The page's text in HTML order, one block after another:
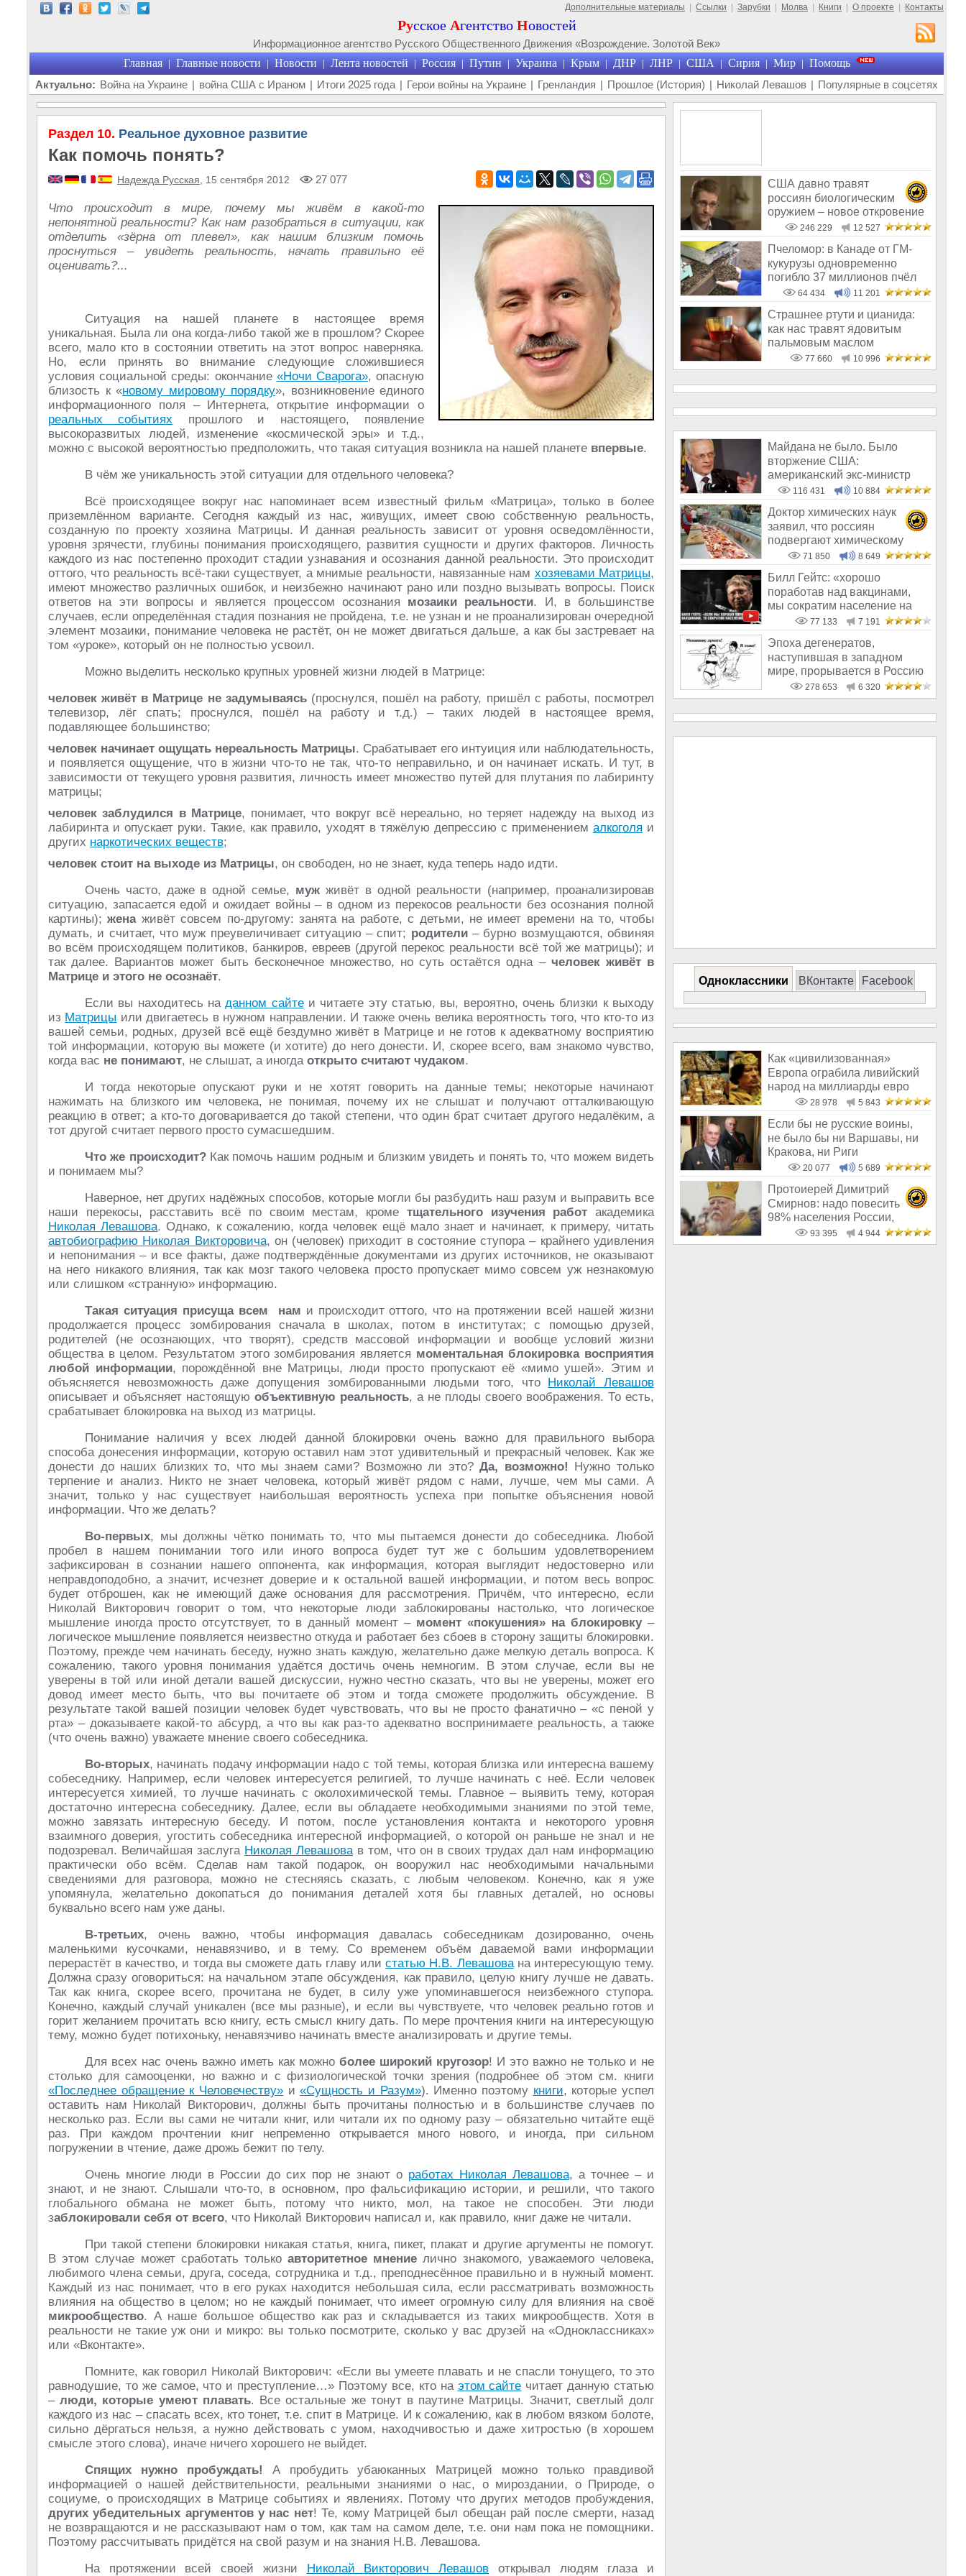
Дополнительные материалы Ссылки Зарубки Молва Книги О проекте Контакты
Русское Агентство Новостей
Информационное агентство Русского Общественного Движения «Возрождение. Золотой Век»
Главная | Главные новости | Новости | Лента новостей | Россия | Путин | Украина | Крым | ДНР | ЛНР | США | Сирия | Мир | Помощь
Актуально: Война на Украине | война США с Ираном | Итоги 2025 года | Герои войны на Украине | Гренландия | Прошлое (История) | Николай Левашов | Популярные в соцсетях
Раздел 10. Реальное духовное развитие
Как помочь понять?
Надежда Русская , 15 сентября 2012 27 077
Что происходит в мире, почему мы живём в какой-то
непонятной реальности? Как нам разобраться в ситуации, как
отделить «зёрна от плевел», как нашим близким помочь
проснуться – увидеть реальность, начать правильно её
оценивать?...
Ситуация на нашей планете в настоящее время
уникальная. Была ли она когда-либо такой же в прошлом? Скорее
всего, мало кто в состоянии ответить на этот вопрос наверняка.
Но, если принять во внимание следующие сложившиеся
условия социальной среды: окончание «Ночи Сварога», опасную
близость к «новому мировому порядку», возникновение единого
информационного поля – Интернета, открытие информации о
реальных событиях прошлого и настоящего, появление
высокоразвитых людей, изменение «космической эры» и т.д.,
можно с высокой вероятностью предположить, что такая ситуация возникла на нашей планете впервые.
В чём же уникальность этой ситуации для отдельного человека?
Всё происходящее вокруг нас напоминает всем известный фильм «Матрица», только в более
приземлённом варианте. Сегодня каждый из нас, живущих, имеет свою собственную реальность,
созданную по проекту хозяина Матрицы. И данная реальность зависит от уровня осведомлённости,
уровня зрячести, глубины понимания происходящего, развития сущности и других факторов. Личность
каждого из нас постепенно проходит стадии узнавания и осознания данной реальности. Это происходит
оттого, что реальность всё-таки существует, а мнимые реальности, навязанные нам хозяевами Матрицы,
имеют множество различных ошибок, и неизбежно начинают рано или поздно вызывать вопросы. Поиск
ответов на эти вопросы и является процессом осознания мозаики реальности. И, в большинстве
случаев, если определённая стадия познания не пройдена, т.е. не узнан и не проанализирован очередной
элемент мозаики, понимание человека не растёт, он не может двигаться дальше, а как бы застревает на
том «уроке», который он не полностью усвоил.
Можно выделить несколько крупных уровней жизни людей в Матрице:
человек живёт в Матрице не задумываясь(проснулся, пошёл на работу, пришёл с работы, посмотрел
телевизор, лёг спать; проснулся, пошёл на работу и т.д.) – таких людей в настоящее время,
подавляющее большинство;
человек начинает ощущать нереальность Матрицы. Срабатывает его интуиция или наблюдательность,
и появляется ощущение, что в жизни что-то не так, что-то неправильно, и он начинает искать. И тут, в
зависимости от текущего уровня развития, личность имеет множество путей для плутания по лабиринту
матрицы;
человек заблудился в Матрице, понимает, что вокруг всё нереально, но теряет надежду на выход из
лабиринта и опускает руки. Такие, как правило, уходят в тяжёлую депрессию с применением алкоголя и
других наркотических веществ;
человек стоит на выходе из Матрицы, он свободен, но не знает, куда теперь надо идти.
Очень часто, даже в одной семье, муж живёт в одной реальности (например, проанализировав
ситуацию, запасается едой и ожидает войны – в одном из перекосов реальности без осознания полной
картины);женаживёт совсем по-другому: занята на работе, с детьми, не имеет времени на то, чтобы
думать, и считает, что муж преувеличивает ситуацию – спит; родители– бурно возмущаются, обвиняя
во всём происходящем политиков, банкиров, евреев (другой перекос реальности всё той же матрицы); и
так далее. Вариантов может быть бесконечное множество, но суть остаётся одна – человек живёт в
Матрице и этого не осознаёт.
Если вы находитесь наданном сайтеи читаете эту статью, вы, вероятно, очень близки к выходу
из Матрицы или двигаетесь в нужном направлении. И также очень велика вероятность того, что кто-то из
вашей семьи, родных, друзей всё ещё бездумно живёт в Матрице и не готов к адекватному восприятию
той информации, которую вы можете (и хотите) до него донести. И, скорее всего, вам знакомо чувство,
когда вас не понимают, не слышат, а иногда открыто считают чудаком.
И тогда некоторые опускают руки и не хотят говорить на данные темы; некоторые начинают
нажимать на близкого им человека, не понимая, почему их не слышат и получают отталкивающую
реакцию в ответ; а кто-то договаривается до такой степени, что один брат считает другого недалёким, а
тот другой считает первого просто сумасшедшим.
Что же происходит?Как помочь нашим родным и близким увидеть и понять то, что можем видеть
и понимаем мы?
Наверное, нет других надёжных способов, которые могли бы разбудить наш разум и выправить все
наши перекосы, расставить всё по своим местам, кроме тщательного изучения работ академика
Николая Левашова. Однако, к сожалению, когда человек ещё мало знает и начинает, к примеру, читать
автобиографию Николая Викторовича, он (человек) приходит в состояние ступора – крайнего удивления
и непонимания – и все факты, даже подтверждённые документами из других источников, не оказывают
на него никакого влияния, так как мозг такого человека просто пропускает мимо совсем уж незнакомую
или слишком «странную» информацию.
Такая ситуация присуща всем нам и происходит оттого, что на протяжении всей нашей жизни
продолжается процесс зомбирования сначала в школах, потом в институтах; с помощью друзей,
родителей (не осознающих, что творят), средств массовой информации и вообще условий жизни
общества в целом. Результатом этого зомбирования является моментальная блокировка восприятия
любой информации, порождённой вне Матрицы, люди просто пропускают её «мимо ушей». Этим и
объясняется невозможность даже допущения зомбированными людьми того, что Николай Левашов
описывает и объясняет настоящую объективную реальность, а не плоды своего воображения. То есть,
срабатывает блокировка на выход из матрицы.
Понимание наличия у всех людей данной блокировки очень важно для правильного выбора
способа донесения информации, которую оставил нам этот удивительный и прекрасный человек. Как же
донести до наших близких то, что мы знаем сами? Возможно ли это?Да, возможно! Нужно только
терпение и анализ. Никто не знает человека, который живёт рядом с нами, лучше, чем мы сами. А
значит, только у нас существует наибольшая вероятность успеха при попытке объяснения новой
информации. Что же делать?
Во-первых, мы должны чётко понимать то, что мы пытаемся донести до собеседника. Любой
пробел в нашем понимании того или иного вопроса будет тут же с большим удовлетворением
зафиксирован в сознании нашего оппонента, как информация, которая выглядит недостоверно или
неправдоподобно, а значит, исчезнет доверие и к остальной вашей информации, и потом весь вопрос
будет отброшен, как не имеющий даже основания для рассмотрения. Причём, что интересно, если
Николай Викторович говорит о том, что некоторые люди заблокированы настолько, что логическое
мышление иногда просто отсутствует, то в данный момент – момент «покушения» на блокировку–
логическое мышление появляется неизвестно откуда и работает без сбоев в сторону защиты блокировки.
Поэтому, прежде чем начинать беседу, нужно знать каждую, желательно даже мелкую деталь вопроса. К
сожалению, такого уровня понимания удаётся достичь очень немногим. В этом случае, если вы не
уверены в той или иной детали вашей дискуссии, нужно честно сказать, что вы не уверены, может его
довод имеет место быть, что вы почитаете об этом и тогда сможете продолжить обсуждение. В
результате такой вашей позиции человек будет чувствовать, что вы не просто фанатично – «с пеной у
рта» – доказываете какой-то абсурд, а что вы как раз-то адекватно воспринимаете реальность, а также
(что очень важно) уважаете мнение своего собеседника.
Во-вторых, начинать подачу информации надо с той темы, которая близка или интересна вашему
собеседнику. Например, если человек интересуется религией, то лучше начинать с неё. Если человек
интересуется химией, то лучше начинать с околохимической темы. Главное – выявить тему, которая
достаточно интересна собеседнику. Далее, если вы обладаете необходимыми знаниями по этой теме,
можно завязать интересную беседу. И потом, после установления контакта и некоторого уровня
взаимного доверия, угостить собеседника интересной информацией, о которой он раньше не знал и не
подозревал. Величайшая заслуга Николая Левашовав том, что он в своих трудах дал нам информацию
практически обо всём. Сделав нам такой подарок, он вооружил нас необходимыми начальными
сведениями для разговора, можно не стесняясь сказать, с любым человеком. Конечно, как я уже
упомянула, желательно докопаться до понимания деталей хотя бы главных деталей, но основы
буквально всего нам уже даны.
В-третьих, очень важно, чтобы информация давалась собеседникам дозированно, очень
маленькими кусочками, ненавязчиво, и в тему. Со временем объём даваемой вами информации
перерастёт в качество, и тогда вы сможете дать главу илистатью Н.В. Левашована интересующую тему.
Должна сразу оговориться: на начальном этапе обсуждения, как правило, целую книгу лучше не давать.
Так как книга, скорее всего, прочитана не будет, в силу уже упоминавшегося неизбежного ступора.
Конечно, каждый случай уникален (все мы разные), и если вы чувствуете, что человек реально готов и
горит желанием прочитать всю книгу, есть смысл книгу дать. По мере прочтения книги на интересующую
тему, можно будет потихоньку, ненавязчиво начинать вместе анализировать и другие темы.
Для всех нас очень важно иметь как можно более широкий кругозор! И это важно не только и не
столько для самооценки, но важно и с физиологической точки зрения (подробнее об этом см. книги
«Последнее обращение к Человечеству» и«Сущность и Разум»). Именно поэтому книги, которые успел
оставить нам Николай Викторович, должны быть прочитаны полностью и в большинстве случаев по
несколько раз. Если вы сами не читали книг, или читали их по одному разу – обязательно читайте ещё
раз. При каждом прочтении книг непременно открывается много нового, и иногда, при сильном
погружении в чтение, даже дрожь бежит по телу.
Очень многие люди в России до сих пор не знают о работах Николая Левашова, а точнее – и
знают, и не знают. Слышали что-то, в основном, про фальсификацию истории, и решили, что такого
глобального обмана не может быть, потому что никто, мол, на такое не способен. Эти люди
заблокировали себя от всего, что Николай Викторович написал и, как правило, книг даже не читали.
При такой степени блокировки никакая статья, книга, пикет, плакат и другие аргументы не помогут.
В этом случае может сработать толькоавторитетное мнение лично знакомого, уважаемого человека,
любимого члена семьи, друга, соседа, сотрудника и т.д., преподнесённое правильно и в нужный момент.
Каждый из нас понимает, что в его руках находится небольшая сила, если рассматривать возможность
влияния на общество в целом; но не каждый понимает, что имеет огромную силу для влияния на своё
микрообщество. А наше большое общество как раз и складывается из таких микрообществ. Хотя в
реальности не такие уж они и микро: вы только посмотрите, сколько у вас друзей на «Одноклассниках»
или «Вконтакте».
Помните, как говорил Николай Викторович: «Если вы умеете плавать и не спасли тонущего, то это
равнодушие, то же самое, что и преступление…» Поэтому все, кто на этом сайте читает данную статью
–люди, которые умеют плавать. Все остальные же тонут в паутине Матрицы. Значит, светлый долг
каждого из нас – спасать всех, кто тонет, т.е. спит в Матрице. И к сожалению, как в любом вязком болоте,
сильно дёргаться нельзя, а нужно действовать с умом, находчивостью и даже хитростью (в хорошем
смысле этого слова), иначе ничего хорошего не выйдет.
Спящих нужно пробуждать! А пробудить убаюканных Матрицей можно только правдивой
информацией о нашей действительности, реальными знаниями о нас, о мироздании, о Природе, о
социуме, о происходящих в Матрице событиях и явлениях. Потому что других методов пробуждения,
других убедительных аргументов у нас нет! Те, кому Матрицей был обещан рай после смерти, назад
не возвращаются и не рассказывают нам о том, как там на самом деле, т.е. они нам пока не помощники.
Поэтому рассчитывать придётся на свой разум и на знания Н.В. Левашова.
На протяжении всей своей жизни Николай Викторович Левашов открывал людям глаза и
США давно травят
россиян биологическим
оружием – новое откровение
Эдварда Сноудена
246 229 12 527
Пчеломор: в Канаде от ГМ-
кукурузы одновременно
погибло 37 миллионов пчёл
64 434 11 201
Страшнее ртути и цианида:
как нас травят ядовитым
пальмовым маслом
77 660 10 996
Майдана не было. Было
вторжение США:
американский экс-министр
написал открытое пись
116 431 10 884
Доктор химических наук
заявил, что россиян
подвергают химическому
геноциду71 850 8 649
Билл Гейтс: «хорошо
поработав над вакцинами,
мы сократим население на
10-15%»77 133 7 191
Эпоха дегенератов,
наступившая в западном
мире, прорывается в Россию
278 653 6 320
Одноклассники ВКонтакте Facebook
Как «цивилизованная»
Европа ограбила ливийский
народ на миллиарды евро
28 978 5 843
Если бы не русские воины,
не было бы ни Варшавы, ни
Кракова, ни Риги
20 077 5 689
Протоиерей Димитрий
Смирнов: надо повесить
98% населения России,
чтобы восторжество
93 395 4 944